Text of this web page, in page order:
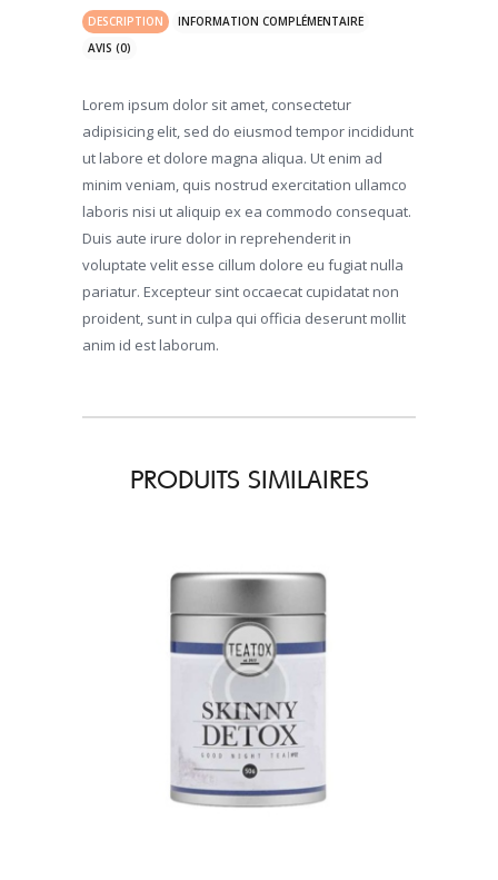
DESCRIPTION
INFORMATION COMPLÉMENTAIRE
AVIS (0)
Lorem ipsum dolor sit amet, consectetur
adipisicing elit, sed do eiusmod tempor incididunt
ut labore et dolore magna aliqua. Ut enim ad
minim veniam, quis nostrud exercitation ullamco
laboris nisi ut aliquip ex ea commodo consequat.
Duis aute irure dolor in reprehenderit in
voluptate velit esse cillum dolore eu fugiat nulla
pariatur. Excepteur sint occaecat cupidatat non
proident, sunt in culpa qui officia deserunt mollit
anim id est laborum.
PRODUITS SIMILAIRES